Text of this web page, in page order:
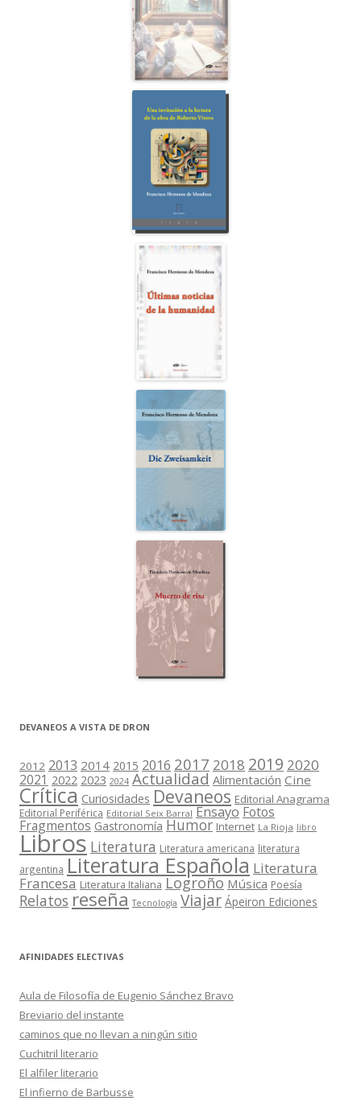
DEVANEOS A VISTA DE DRON
2012 2013 2014 2015 2016 2017 2018 2019 2020
2021 2022 2023 2024 Actualidad Alimentación Cine
Crítica Curiosidades Devaneos Editorial Anagrama
Editorial Periférica Editorial Seix Barral Ensayo Fotos
Fragmentos Gastronomía Humor Internet La Rioja libro
Libros Literatura Literatura americana literatura
argentina Literatura Española Literatura
Francesa Literatura Italiana Logroño Música Poesía
Relatos reseña Tecnología Viajar Ápeiron Ediciones
AFINIDADES ELECTIVAS
Aula de Filosofía de Eugenio Sánchez Bravo
Breviario del instante
caminos que no llevan a ningún sitio
Cuchitril literario
El alfiler literario
El infierno de Barbusse